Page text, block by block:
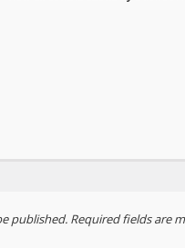
published. Required fields are